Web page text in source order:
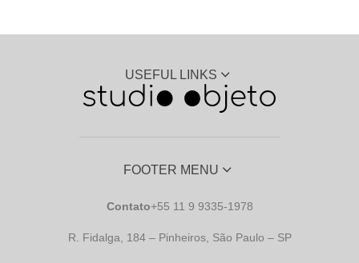
USEFUL LINKS
FOOTER MENU
Contato+55 11 9 9335-1978
R. Fidalga, 184 – Pinheiros, São Paulo – SP